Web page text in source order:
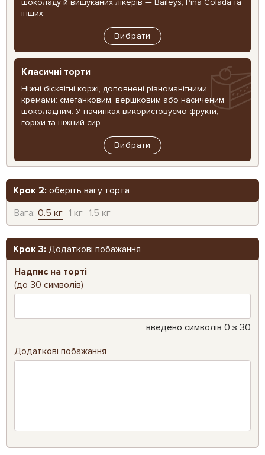
шоколаду й вишуканих лікерів — Baileys, Pina Colada та
інших.
Вибрати
Класичні торти
Ніжні бісквітні коржі, доповнені різноманітними
кремами: сметанковим, вершковим або насиченим
шоколадним. У начинках використовуємо фрукти,
горіхи та ніжний сир.
Вибрати
Крок 2: оберіть вагу торта
Вага: 0.5 кг 1 кг 1.5 кг
Крок 3: Додаткові побажання
Надпис на торті
(до 30 символів)
введено символів 0 з 30
Додаткові побажання